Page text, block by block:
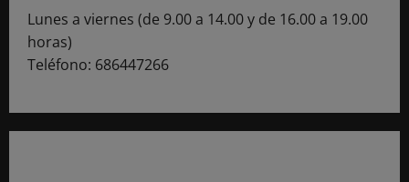
Lunes a viernes (de 9.00 a 14.00 y de 16.00 a 19.00
horas)
Teléfono: 686447266